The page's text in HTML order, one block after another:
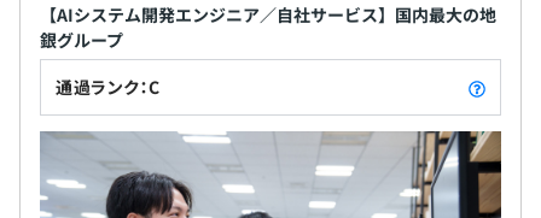
【AIシステム開発エンジニア／自社サービス】国内最大の地
銀グループ
通過ランク：C